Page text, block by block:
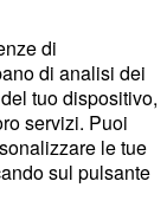
di
di analisi dei
tuo dispositivo,
servizi. Puoi
le tue
sul pulsante